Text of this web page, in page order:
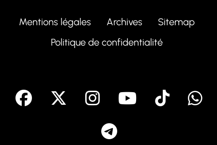
Mentions légales Archives
Sitemap
Politique de confidentialité
facebook Instagram
Youtube
Tik